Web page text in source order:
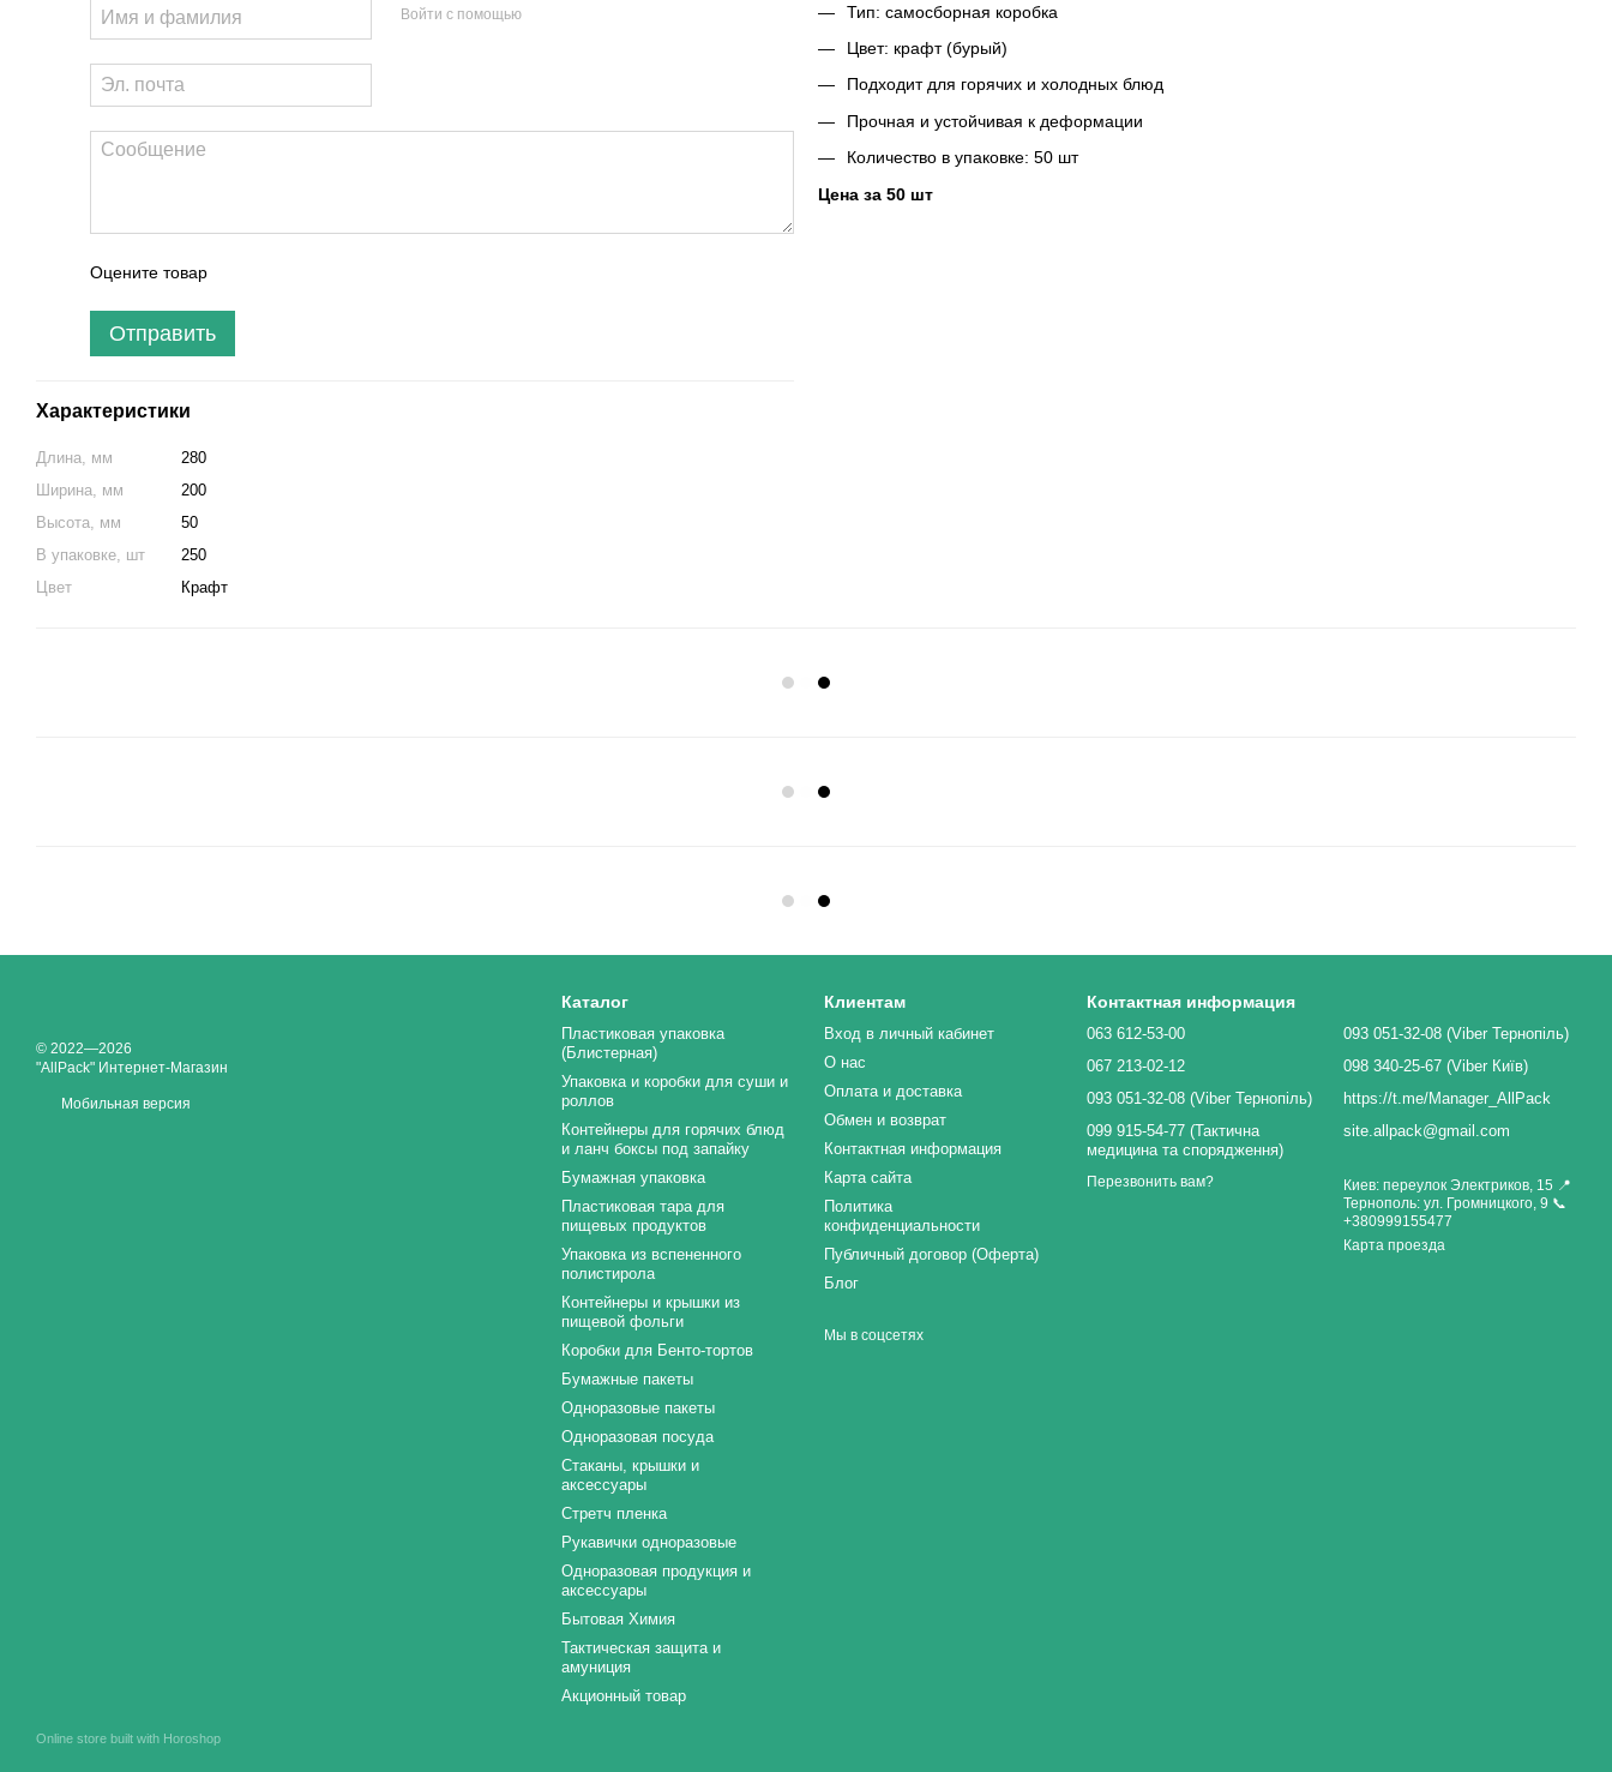
Войти с помощью
Оцените товар
Отправить
Характеристики
Длина, мм
280
Ширина, мм
200
Высота, мм
50
В упаковке, шт
250
Цвет
Крафт
Тип: самосборная коробка
Цвет: крафт (бурый)
Подходит для горячих и холодных блюд
Прочная и устойчивая к деформации
Количество в упаковке: 50 шт
Цена за 50 шт
© 2022—2026
"AllPack" Интернет-Магазин
Мобильная версия
Online store built with Horoshop
Каталог
Пластиковая упаковка
(Блистерная)
Упаковка и коробки для суши и
роллов
Контейнеры для горячих блюд
и ланч боксы под запайку
Бумажная упаковка
Пластиковая тара для
пищевых продуктов
Упаковка из вспененного
полистирола
Контейнеры и крышки из
пищевой фольги
Коробки для Бенто-тортов
Бумажные пакеты
Одноразовые пакеты
Одноразовая посуда
Стаканы, крышки и
аксессуары
Стретч пленка
Рукавички одноразовые
Одноразовая продукция и
аксессуары
Бытовая Химия
Тактическая защита и
амуниция
Акционный товар
Клиентам
Вход в личный кабинет
О нас
Оплата и доставка
Обмен и возврат
Контактная информация
Карта сайта
Политика
конфиденциальности
Публичный договор (Оферта)
Блог
Мы в соцсетях
Контактная информация
063 612-53-00
067 213-02-12
093 051-32-08 (Viber Тернопіль)
099 915-54-77 (Тактична
медицина та спорядження)
Перезвонить вам?
093 051-32-08 (Viber Тернопіль)
098 340-25-67 (Viber Київ)
https://t.me/Manager_AllPack
site.allpack@gmail.com
Киев: переулок Электриков, 15 📍
Тернополь: ул. Громницкого, 9 📞
+380999155477
Карта проезда